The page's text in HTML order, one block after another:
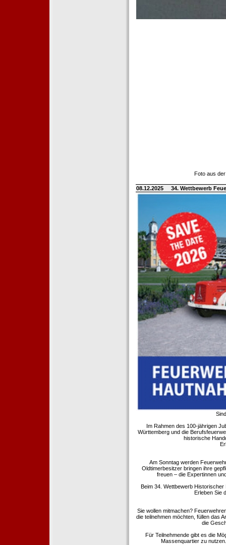
Foto aus
08.12.2025 34. Wettbewerb
Im Rahmen des 100-jährigen
Württemberg und die
historische
Am Sonntag werden
Oldtimerbesitzer bringen ihre
freuen – die Expertinnen
Beim 34. Wettbewerb
Erleben Sie
Sie wollen mitmachen?
die teilnehmen möchten, füllen das
die
Für Teilnehmende gibt es die
Massenquartier zu